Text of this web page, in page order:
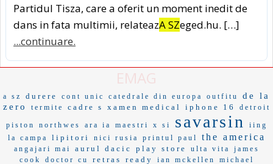
Partidul Tisza, care a oferit un moment inedit de
dans in fata multimii, relateazA SZeged.hu. […]
...continuare.
EMAG
a sz durere cont unic catedrale din europa outfitu
de la
zero
termite cadre s xamen medical iphone 16 detroit
piston northwes ara ia maestri x si savarsin
iing
la campa
lipitori nici rusia printul paul the america
angajari mai aurul dacic play store ulta vita
james
cook
doctor cu retras ready ian mckellen michael